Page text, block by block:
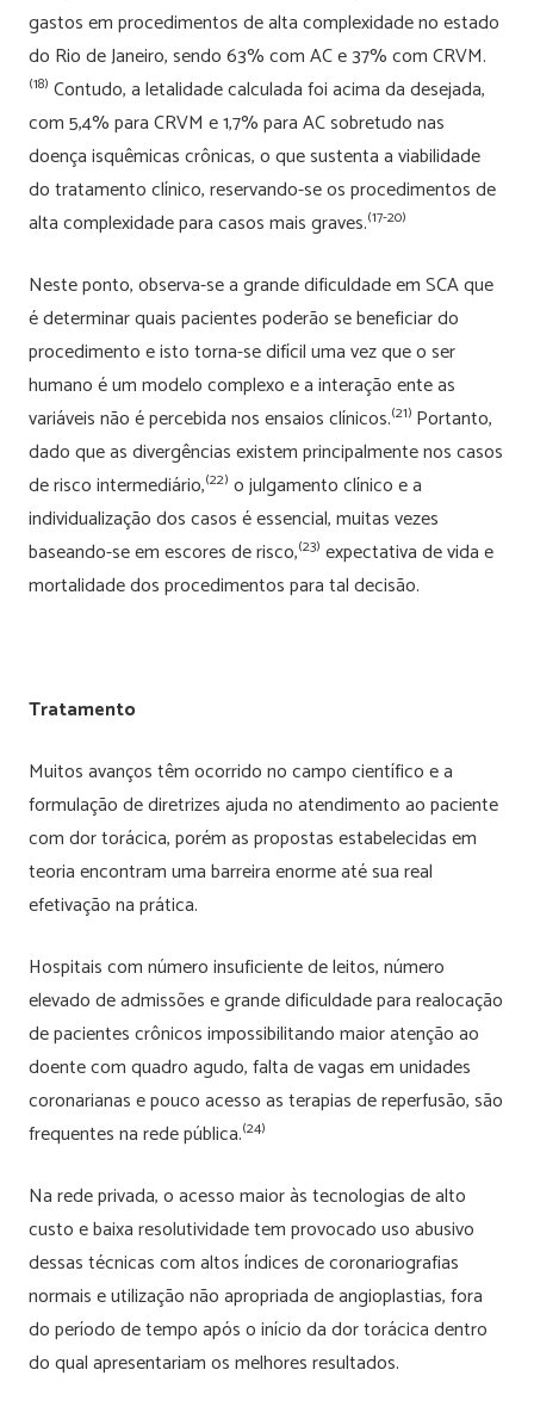
gastos em procedimentos de alta complexidade no estado
do Rio de Janeiro, sendo 63% com AC e 37% com CRVM.
(18) Contudo, a letalidade calculada foi acima da desejada,
com 5,4% para CRVM e 1,7% para AC sobretudo nas
doença isquêmicas crônicas, o que sustenta a viabilidade
do tratamento clínico, reservando-se os procedimentos de
alta complexidade para casos mais graves.(17-20)
Neste ponto, observa-se a grande dificuldade em SCA que
é determinar quais pacientes poderão se beneficiar do
procedimento e isto torna-se difícil uma vez que o ser
humano é um modelo complexo e a interação ente as
variáveis não é percebida nos ensaios clínicos.(21) Portanto,
dado que as divergências existem principalmente nos casos
de risco intermediário,(22) o julgamento clínico e a
individualização dos casos é essencial, muitas vezes
baseando-se em escores de risco,(23) expectativa de vida e
mortalidade dos procedimentos para tal decisão.
Tratamento
Muitos avanços têm ocorrido no campo científico e a
formulação de diretrizes ajuda no atendimento ao paciente
com dor torácica, porém as propostas estabelecidas em
teoria encontram uma barreira enorme até sua real
efetivação na prática.
Hospitais com número insuficiente de leitos, número
elevado de admissões e grande dificuldade para realocação
de pacientes crônicos impossibilitando maior atenção ao
doente com quadro agudo, falta de vagas em unidades
coronarianas e pouco acesso as terapias de reperfusão, são
frequentes na rede pública.(24)
Na rede privada, o acesso maior às tecnologias de alto
custo e baixa resolutividade tem provocado uso abusivo
dessas técnicas com altos índices de coronariografias
normais e utilização não apropriada de angioplastias, fora
do período de tempo após o início da dor torácica dentro
do qual apresentariam os melhores resultados.